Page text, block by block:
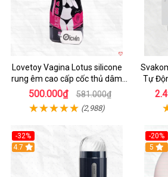
Lovetoy Vagina Lotus silicone
rung êm cao cấp cốc thủ dâm
nam
500.000₫ 581.000₫
(2,988)
Tự
-32%
Hot
4.7
-20%
Hot
5